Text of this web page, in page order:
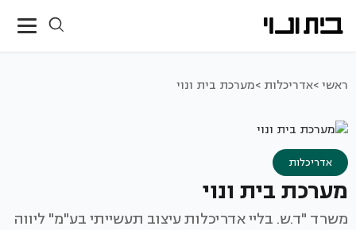
ראשי >אדריכלות >מערכת בית ונוי
אדריכלות
מערכת בית ונוי
משרד "ד.ש. בליי אדריכלות עיצוב תעשייתי בע"מ" ליווה